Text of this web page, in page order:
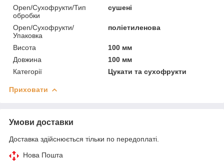
Open/Сухофрукти/Тип
обробки
сушені
Open/Сухофрукти/
Упаковка
поліетиленова
Висота
100 мм
Довжина
100 мм
Категорії
Цукати та сухофрукти
Приховати
Умови доставки
Доставка здійснюється тільки по передоплаті.
Нова Пошта